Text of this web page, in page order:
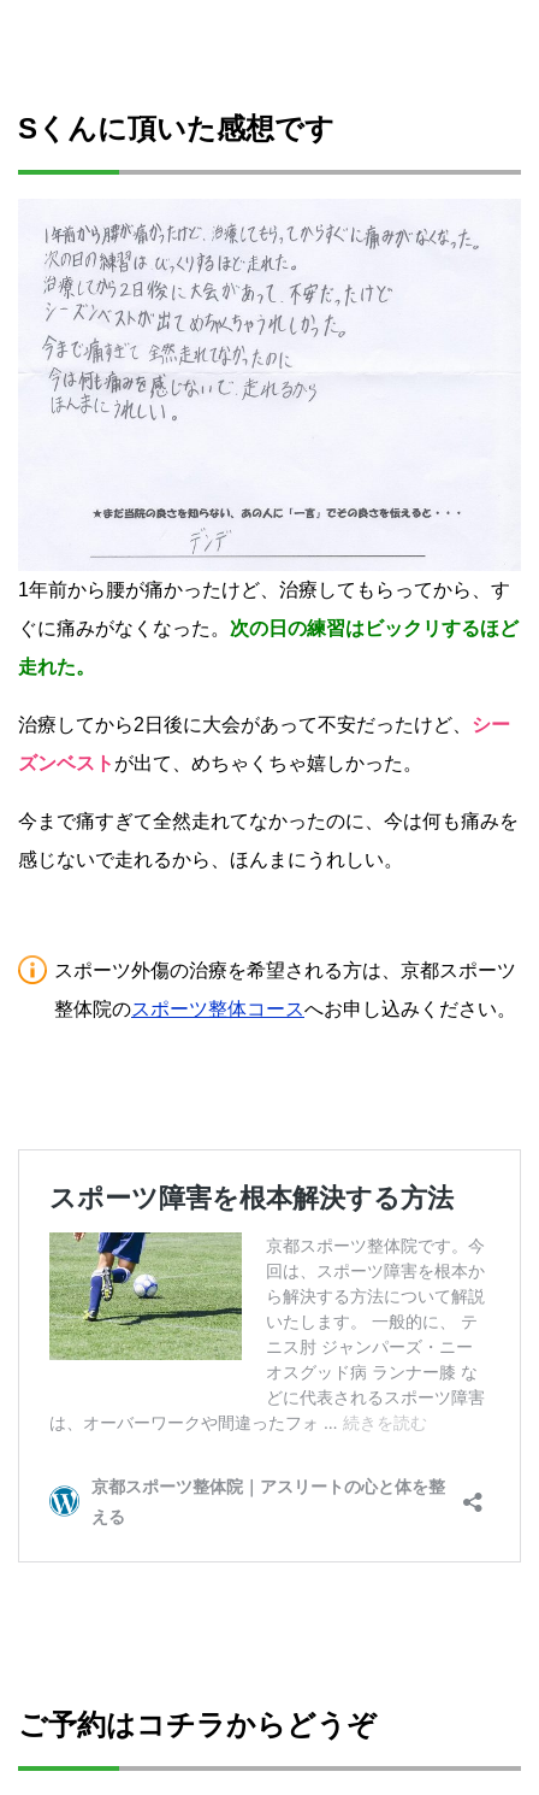
Sくんに頂いた感想です
1年前から腰が痛かったけど、治療してもらってから、す
ぐに痛みがなくなった。 次の日の練習はビックリするほど
走れた。
治療してから2日後に大会があって不安だったけど、 シー
ズンベスト が出て、めちゃくちゃ嬉しかった。
今まで痛すぎて全然走れてなかったのに、今は何も痛みを
感じないで走れるから、ほんまにうれしい。
スポーツ外傷の治療を希望される方は、京都スポーツ
整体院のスポーツ整体コースへお申し込みください。
ご予約はコチラからどうぞ